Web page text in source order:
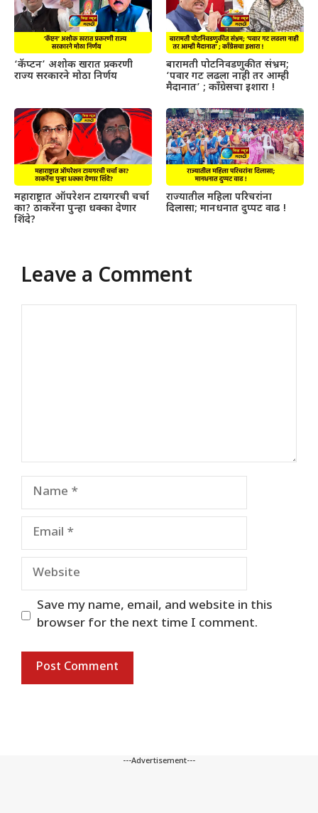
‘कॅप्टन’ अशोक खरात प्रकरणी
राज्य सरकारने मोठा निर्णय
बारामती पोटनिवडणुकीत संभ्रम;
‘पवार गट लढला नाही तर आम्ही
मैदानात’ ; काँग्रेसचा इशारा !
महाराष्ट्रात ऑपरेशन टायगरची चर्चा
का? ठाकरेंना पुन्हा धक्का देणार
शिंदे?
राज्यातील महिला परिचरांना
दिलासा; मानधनात दुप्पट वाढ !
Leave a Comment
Name
Email
Website
Save my name, email, and website in this
browser for the next time I comment.
---Advertisement---